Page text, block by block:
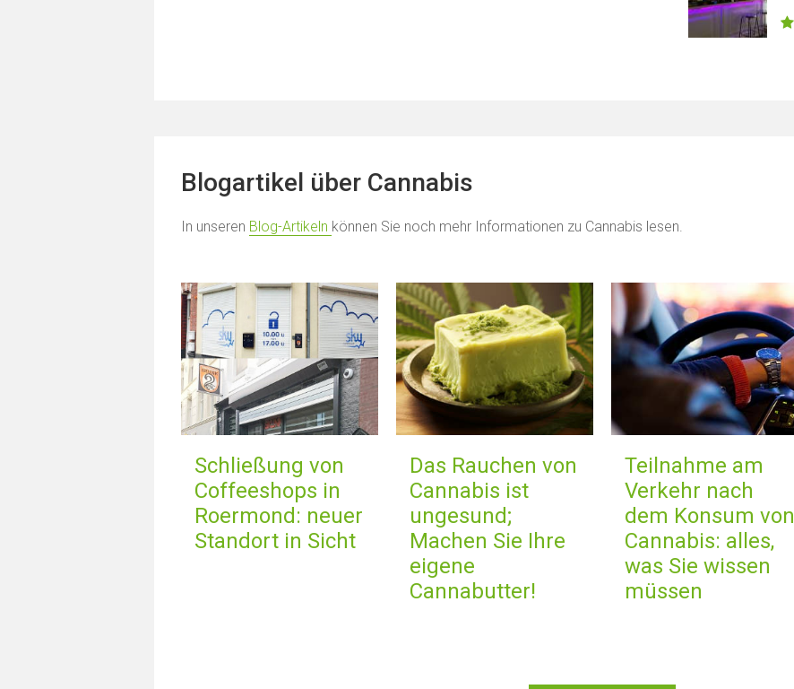
Blogartikel über Cannabis
In unseren Blog-Artikeln können Sie noch mehr Informationen zu Cannabis lesen.
Schließung von
Coffeeshops in
Roermond: neuer
Standort in Sicht
Das Rauchen von
Cannabis ist
ungesund;
Machen Sie Ihre
eigene
Cannabutter!
Teilnahme am
Verkehr nach
dem Konsum von
Cannabis: alles,
was Sie wissen
müssen